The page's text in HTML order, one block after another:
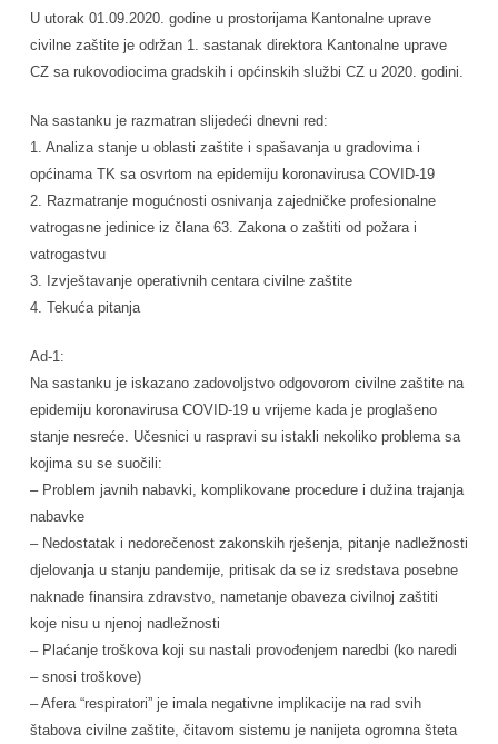
U utorak 01.09.2020. godine u prostorijama Kantonalne uprave
civilne zaštite je održan 1. sastanak direktora Kantonalne uprave
CZ sa rukovodiocima gradskih i općinskih službi CZ u 2020. godini.
Na sastanku je razmatran slijedeći dnevni red:
1. Analiza stanje u oblasti zaštite i spašavanja u gradovima i
općinama TK sa osvrtom na epidemiju koronavirusa COVID-19
2. Razmatranje mogućnosti osnivanja zajedničke profesionalne
vatrogasne jedinice iz člana 63. Zakona o zaštiti od požara i
vatrogastvu
3. Izvještavanje operativnih centara civilne zaštite
4. Tekuća pitanja
Ad-1:
Na sastanku je iskazano zadovoljstvo odgovorom civilne zaštite na
epidemiju koronavirusa COVID-19 u vrijeme kada je proglašeno
stanje nesreće. Učesnici u raspravi su istakli nekoliko problema sa
kojima su se suočili:
– Problem javnih nabavki, komplikovane procedure i dužina trajanja
nabavke
– Nedostatak i nedorečenost zakonskih rješenja, pitanje nadležnosti
djelovanja u stanju pandemije, pritisak da se iz sredstava posebne
naknade finansira zdravstvo, nametanje obaveza civilnoj zaštiti
koje nisu u njenoj nadležnosti
– Plaćanje troškova koji su nastali provođenjem naredbi (ko naredi
– snosi troškove)
– Afera “respiratori” je imala negativne implikacije na rad svih
štabova civilne zaštite, čitavom sistemu je nanijeta ogromna šteta